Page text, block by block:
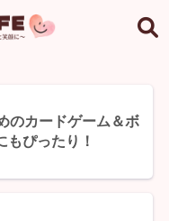
のカードゲーム＆ボ
もぴったり！